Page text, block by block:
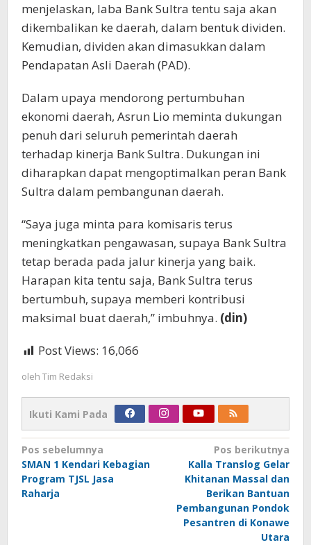
menjelaskan, laba Bank Sultra tentu saja akan
dikembalikan ke daerah, dalam bentuk dividen.
Kemudian, dividen akan dimasukkan dalam
Pendapatan Asli Daerah (PAD).
Dalam upaya mendorong pertumbuhan
ekonomi daerah, Asrun Lio meminta dukungan
penuh dari seluruh pemerintah daerah
terhadap kinerja Bank Sultra. Dukungan ini
diharapkan dapat mengoptimalkan peran Bank
Sultra dalam pembangunan daerah.
“Saya juga minta para komisaris terus
meningkatkan pengawasan, supaya Bank Sultra
tetap berada pada jalur kinerja yang baik.
Harapan kita tentu saja, Bank Sultra terus
bertumbuh, supaya memberi kontribusi
maksimal buat daerah,” imbuhnya. (din)
Post Views: 16,066
oleh Tim Redaksi
Ikuti Kami Pada
Navigasi
pos
Pos sebelumnya
SMAN 1 Kendari Kebagian
Program TJSL Jasa
Raharja
Pos berikutnya
Kalla Translog Gelar
Khitanan Massal dan
Berikan Bantuan
Pembangunan Pondok
Pesantren di Konawe
Utara